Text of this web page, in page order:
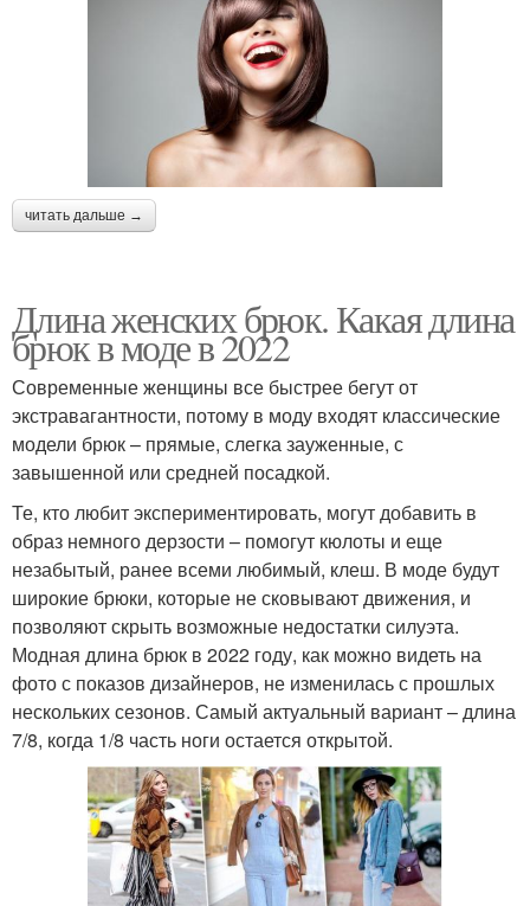
читать дальше →
Длина женских брюк. Какая длина
брюк в моде в 2022
Современные женщины все быстрее бегут от
экстравагантности, потому в моду входят классические
модели брюк – прямые, слегка зауженные, с
завышенной или средней посадкой.
Те, кто любит экспериментировать, могут добавить в
образ немного дерзости – помогут кюлоты и еще
незабытый, ранее всеми любимый, клеш. В моде будут
широкие брюки, которые не сковывают движения, и
позволяют скрыть возможные недостатки силуэта.
Модная длина брюк в 2022 году, как можно видеть на
фото с показов дизайнеров, не изменилась с прошлых
нескольких сезонов. Самый актуальный вариант – длина
7/8, когда 1/8 часть ноги остается открытой.